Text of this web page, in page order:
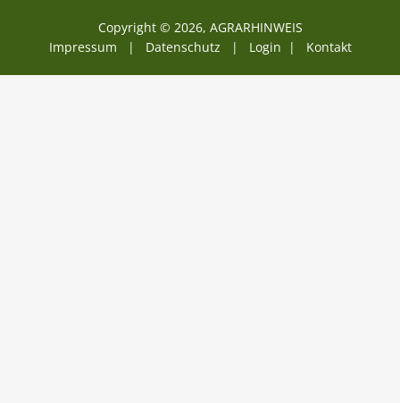
Copyright © 2026, AGRARHINWEIS
Impressum | Datenschutz | Login | Kontakt